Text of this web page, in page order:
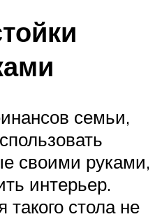
семьи,
своими руками,
интерьер.
такого стола не